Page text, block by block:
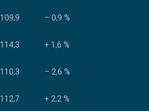
109,9 – 0,9 %
114,3 + 1,6 %
110,3 – 2,6 %
112,7 + 2,2 %